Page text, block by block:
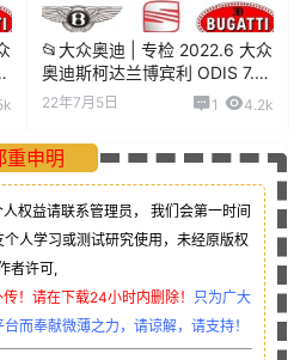
📂大众奥迪 | 专检 2022.6 大众
奥迪斯柯达兰博宾利 ODIS 7.21
诊断系统 最新数据 9品牌全
[ODIS详细安装教程+证书+补
丁](17.7G)
22年7月5日 1 4.2k
重申明
权益请联系管理员，
我们会第一时间
人学习或测试研究使用，未经原版权
者许可,
！请在下载24小时内删除！
只为广大
而奉献微薄之力，请谅解，请支持！